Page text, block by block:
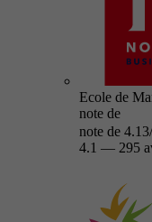
Ecole de
note de
note de
4.1 — 295